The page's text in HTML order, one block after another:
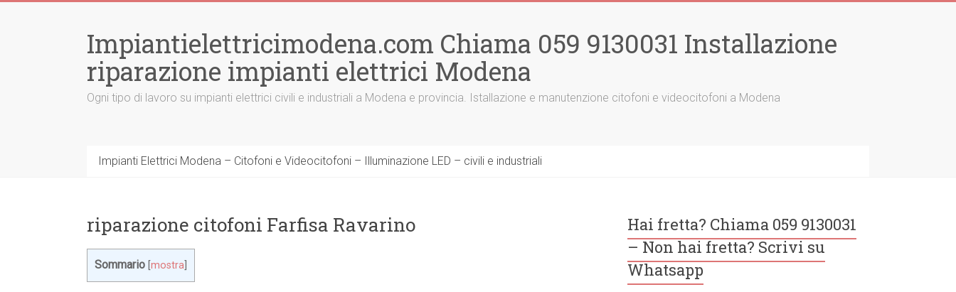
Impiantielettricimodena.com Chiama 059 9130031 Installazione
riparazione impianti elettrici Modena
Ogni tipo di lavoro su impianti elettrici civili e industriali a Modena e provincia. Istallazione e manutenzione citofoni e videocitofoni a Modena
Impianti Elettrici Modena – Citofoni e Videocitofoni – Illuminazione LED – civili e industriali
riparazione citofoni Farfisa Ravarino
Sommario mostra
Hai fretta? Chiama 059 9130031
– Non hai fretta? Scrivi su
Whatsapp